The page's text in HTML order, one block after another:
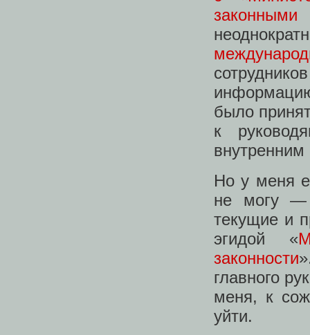
было
к
Но у меня
не могу —
текущие и
эгидой «
законности
главного
меня, к
уйти.